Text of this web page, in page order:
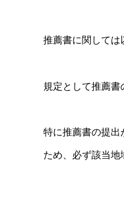
推薦書に関しては
規定として推薦書
特に推薦書の提出
ため、必ず該当地